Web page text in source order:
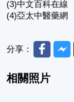
(3)中文百科在線
(4)亞太中醫藥網
分享： Facebook
相關照片